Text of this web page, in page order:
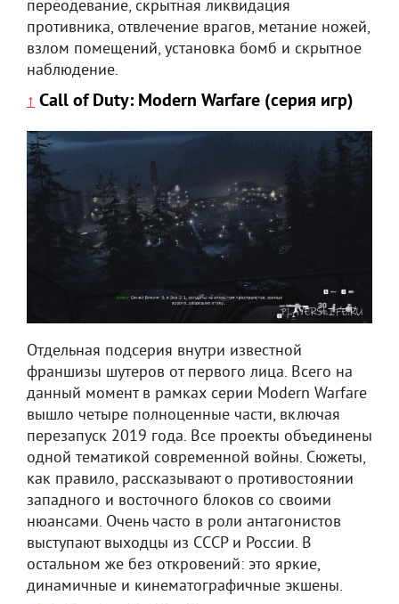
переодевание, скрытная ликвидация
противника, отвлечение врагов, метание ножей,
взлом помещений, установка бомб и скрытное
наблюдение.
↑ Call of Duty: Modern Warfare (серия игр)
Отдельная подсерия внутри известной
франшизы шутеров от первого лица. Всего на
данный момент в рамках серии Modern Warfare
вышло четыре полноценные части, включая
перезапуск 2019 года. Все проекты объединены
одной тематикой современной войны. Сюжеты,
как правило, рассказывают о противостоянии
западного и восточного блоков со своими
нюансами. Очень часто в роли антагонистов
выступают выходцы из СССР и России. В
остальном же без откровений: это яркие,
динамичные и кинематографичные экшены.